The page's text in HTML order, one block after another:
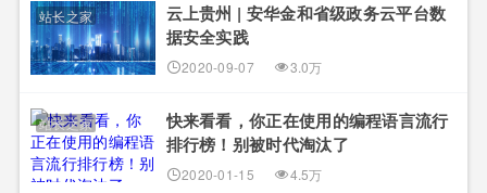
站长之家
云上贵州 | 安华金和省级政务云平台数
据安全实践
2020-09-07 3.0万
站长之家
快来看看，你正在使用的编程语言流行
排行榜！别被时代淘汰了
2020-01-15 4.5万